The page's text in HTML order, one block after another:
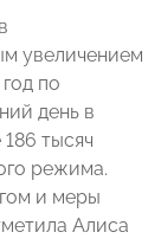
увеличением
по
день в
тысяч
режима.
и меры
Алиса